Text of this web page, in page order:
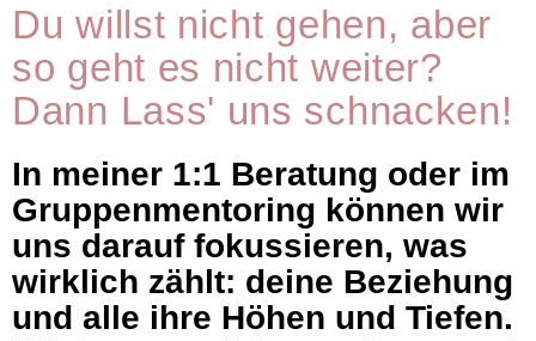
Du willst nicht gehen, aber
so geht es nicht weiter?
Dann Lass' uns schnacken!
In meiner 1:1 Beratung oder im
Gruppenmentoring können wir
uns darauf fokussieren, was
wirklich zählt: deine Beziehung
und alle ihre Höhen und Tiefen.